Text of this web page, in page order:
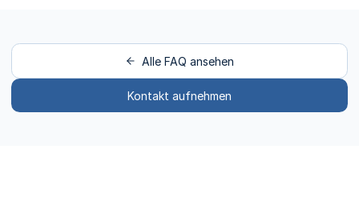
Alle FAQ ansehen
Kontakt aufnehmen